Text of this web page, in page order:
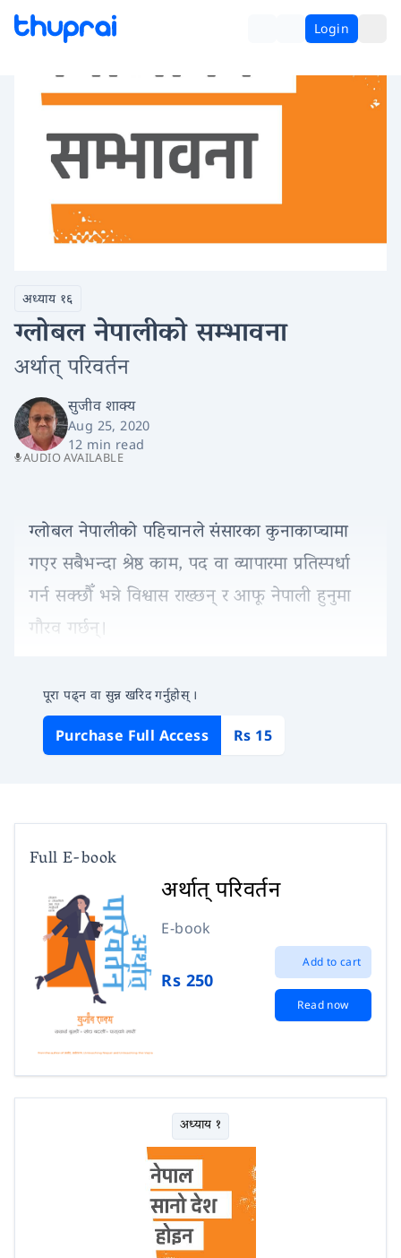
Login
अध्याय १६
ग्लोबल नेपालीको सम्भावना
अर्थात् परिवर्तन
सुजीव शाक्य
Aug 25, 2020
12 min read
AUDIO AVAILABLE
ग्लोबल नेपालीको पहिचानले संसारका कुनाकाप्चामा
गएर सबैभन्दा श्रेष्ठ काम, पद वा व्यापारमा प्रतिस्पर्धा
गर्न सक्छौँ भन्ने विश्वास राख्छन् र आफू नेपाली हुनुमा
गौरव गर्छन्।
पूरा पढ्न वा सुन्न खरिद गर्नुहोस् ।
Purchase Full Access Rs 15
Full E-book
अर्थात् परिवर्तन
E-book
Rs 250
Add to cart
Read now
अध्याय १